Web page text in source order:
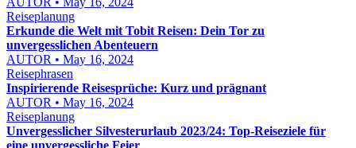
Reiseplanung
Erkunde die Welt mit Tobit Reisen: Dein Tor zu
unvergesslichen Abenteuern
AUTOR • May 16, 2024
Reisephrasen
Inspirierende Reisesprüche: Kurz und prägnant
AUTOR • May 16, 2024
Reiseplanung
Unvergesslicher Silvesterurlaub 2023/24: Top-Reiseziele für
eine unvergessliche Feier